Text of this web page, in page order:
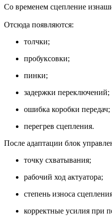
Со временем сцепление
Отсюда появляются:
толчки;
пробуксовки;
пинки;
задержки переключений;
ошибка коробки передач;
перегрев сцепления.
После адаптации блок
точку схватывания;
рабочий ход актуатора;
степень износа
корректные усилия при